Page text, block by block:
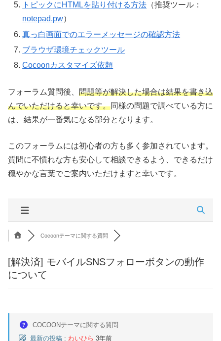
トピックにHTMLを貼り付ける方法 （推奨ツール：
notepad.pw）
真っ白画面でのエラーメッセージの確認方法
ブラウザ環境チェックツール
Cocoonカスタマイズ依頼
フォーラム質問後、 問題等が解決した場合は結果を書き込
んでいただけると幸いです。同様の問題で調べている方に
は、結果が一番気になる部分となります。
このフォーラムには初心者の方も多く参加されています。
質問に不慣れな方も安心して相談できるよう、できるだけ
穏やかな言葉でご案内いただけますと幸いです。
Cocoonテーマに関する質問
[解決済] モバイルSNSフォローボタンの動作
について
COCOONテーマに関する質問
最新の投稿 : わいひら 3年前